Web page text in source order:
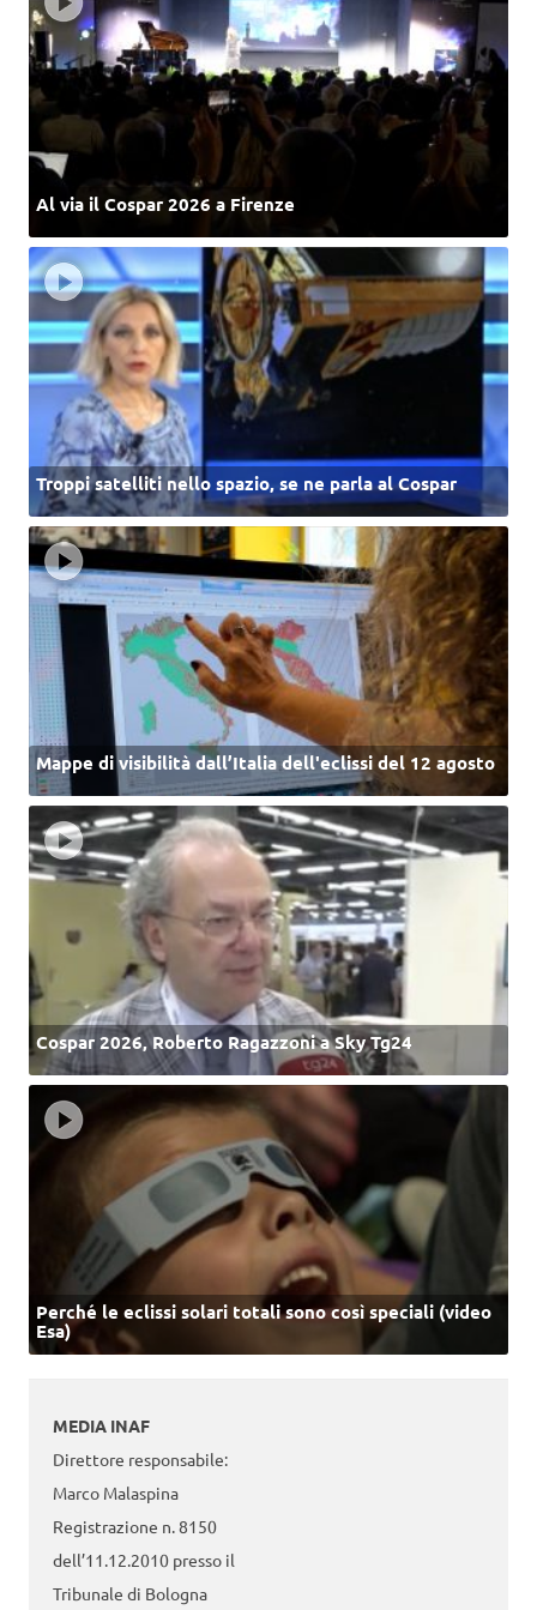
Al via il Cospar 2026 a Firenze
Troppi satelliti nello spazio, se ne parla al Cospar
Mappe di visibilità dall’Italia dell'eclissi del 12 agosto
Cospar 2026, Roberto Ragazzoni a Sky Tg24
Perché le eclissi solari totali sono così speciali (video
Esa)
MEDIA INAF
Direttore responsabile:
Marco Malaspina
Registrazione n. 8150
dell’11.12.2010 presso il
Tribunale di Bologna